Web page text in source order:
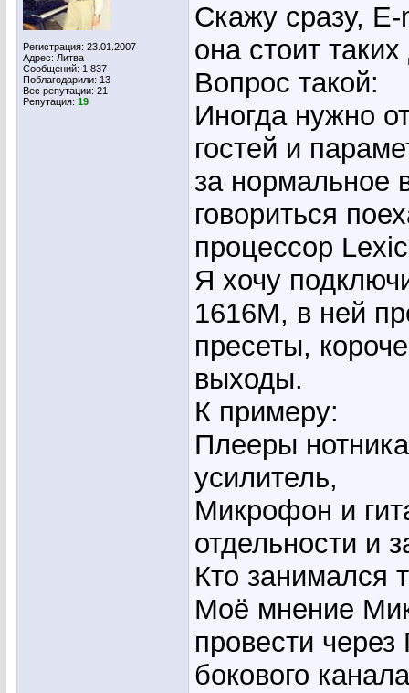
Регистрация: 23.01.2007
Адрес: Литва
Сообщений: 1,837
Поблагодарили: 13
Вес репутации: 21
Репутация: 19
Скажу сразу,
она стоит таких
Вопрос такой:
Иногда нужно
гостей и
за нормальное
говориться
процессор
Я хочу
1616M, в ней
пресеты,
выходы.
К примеру:
Плееры
усилитель,
Микрофон и
отдельности и
Кто занимался
Моё мнение
провести
бокового